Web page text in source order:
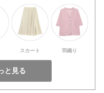
スカート 羽織り